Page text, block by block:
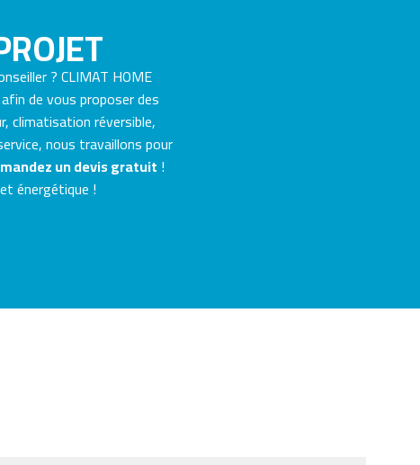
? CLIMAT HOME
de vous proposer des
climatisation réversible,
nous travaillons pour
un devis gratuit !
énergétique !